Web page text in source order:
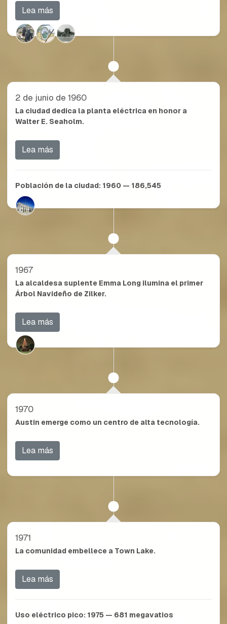
Lea más
2 de junio de 1960
La ciudad dedica la planta eléctrica en honor a
Walter E. Seaholm.
Lea más
Población de la ciudad: 1960 — 186,545
1967
La alcaldesa suplente Emma Long ilumina el primer
Árbol Navideño de Zilker.
Lea más
1970
Austin emerge como un centro de alta tecnología.
Lea más
1971
La comunidad embellece a Town Lake.
Lea más
Uso eléctrico pico: 1975 — 681 megavatios